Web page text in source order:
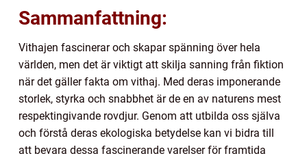
Sammanfattning:
Vithajen fascinerar och skapar spänning över hela
världen, men det är viktigt att skilja sanning från fiktion
när det gäller fakta om vithaj. Med deras imponerande
storlek, styrka och snabbhet är de en av naturens mest
respektingivande rovdjur. Genom att utbilda oss själva
och förstå deras ekologiska betydelse kan vi bidra till
att bevara dessa fascinerande varelser för framtida